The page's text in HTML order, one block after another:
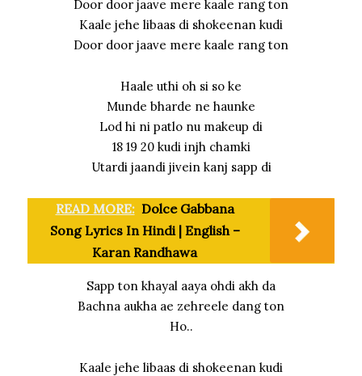
Door door jaave mere kaale rang ton
Kaale jehe libaas di shokeenan kudi
Door door jaave mere kaale rang ton
Haale uthi oh si so ke
Munde bharde ne haunke
Lod hi ni patlo nu makeup di
18 19 20 kudi injh chamki
Utardi jaandi jivein kanj sapp di
READ MORE: Dolce Gabbana
Song Lyrics In Hindi | English –
Karan Randhawa
Sapp ton khayal aaya ohdi akh da
Bachna aukha ae zehreele dang ton
Ho..
Kaale jehe libaas di shokeenan kudi